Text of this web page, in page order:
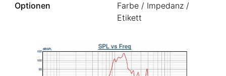
Optionen
Farbe / Impedanz /
Etikett